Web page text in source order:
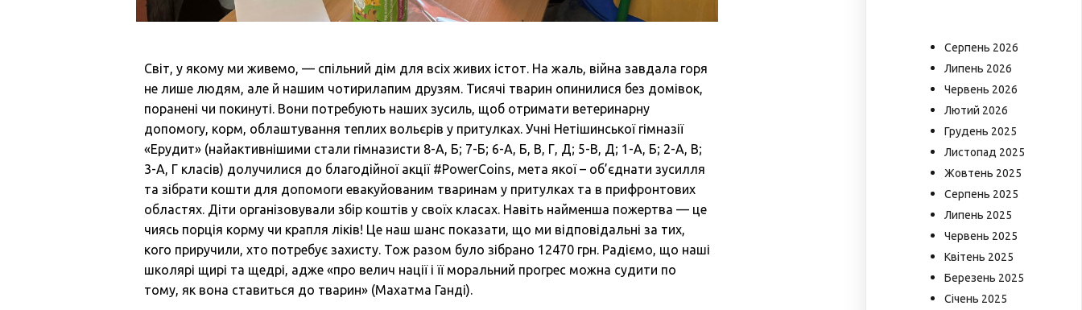
Світ, у якому ми живемо, — спільний дім для всіх живих істот. На жаль, війна завдала горя
не лише людям, але й нашим чотирилапим друзям. Тисячі тварин опинилися без домівок,
поранені чи покинуті. Вони потребують наших зусиль, щоб отримати ветеринарну
допомогу, корм, облаштування теплих вольєрів у притулках. Учні Нетішинської гімназії
«Ерудит» (найактивнішими стали гімназисти 8-А, Б; 7-Б; 6-А, Б, В, Г, Д; 5-В, Д; 1-А, Б; 2-А, В;
3-А, Г класів) долучилися до благодійної акції #PowerCoins , мета якої – об’єднати зусилля
та зібрати кошти для допомоги евакуйованим тваринам у притулках та в прифронтових
областях. Діти організовували збір коштів у своїх класах. Навіть найменша пожертва — це
чиясь порція корму чи крапля ліків! Це наш шанс показати, що ми відповідальні за тих,
кого приручили, хто потребує захисту. Тож разом було зібрано 12470 грн. Радіємо, що наші
школярі щирі та щедрі, адже «про велич нації і її моральний прогрес можна судити по
тому, як вона ставиться до тварин» (Махатма Ганді).
Серпень 2026
Липень 2026
Червень 2026
Лютий 2026
Грудень 2025
Листопад 2025
Жовтень 2025
Серпень 2025
Липень 2025
Червень 2025
Квітень 2025
Березень 2025
Січень 2025